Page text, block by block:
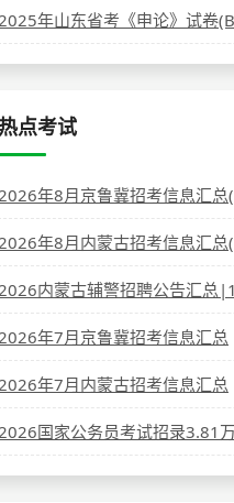
年山东省考《申论》试卷
点考试
年8月京鲁冀招考信息汇总
年8月内蒙古招考信息汇总
内蒙古辅警招聘公告汇总
年7月京鲁冀招考信息汇总
年7月内蒙古招考信息汇总
国家公务员考试招录3.81